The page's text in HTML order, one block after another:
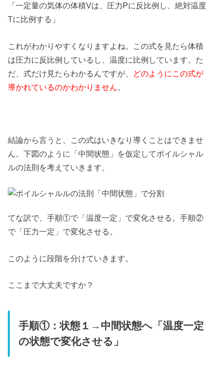
「一定量の気体の体積Vは、圧力Pに反比例し、絶対温度
Tに比例する」
これがわかりやすくなりますよね。この式を見たら体積
は圧力に反比例しているし、温度に比例しています。た
だ、式だけ見たらわかるんですが、 どのようにこの式が
導かれているのかわかりません。
結論から言うと、この式はいきなり導くことはできませ
ん。下図のように「中間状態」を仮定してボイルシャル
ルの法則を考えていきます。
てな訳で、手順①で「温度一定」で変化させる。手順②
で「圧力一定」で変化させる。
このように段階を分けていきます。
ここまで大丈夫ですか？
手順①：状態１→中間状態へ「温度一定
の状態で変化させる」